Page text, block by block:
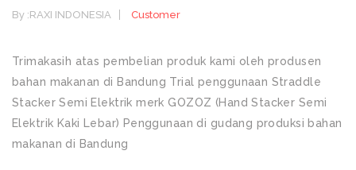
By :RAXI INDONESIA Customer
Trimakasih atas pembelian produk kami oleh produsen
bahan makanan di Bandung Trial penggunaan Straddle
Stacker Semi Elektrik merk GOZOZ (Hand Stacker Semi
Elektrik Kaki Lebar) Penggunaan di gudang produksi bahan
makanan di Bandung